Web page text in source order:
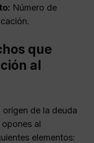
Número de
que
al
origen de la deuda
al
elementos: